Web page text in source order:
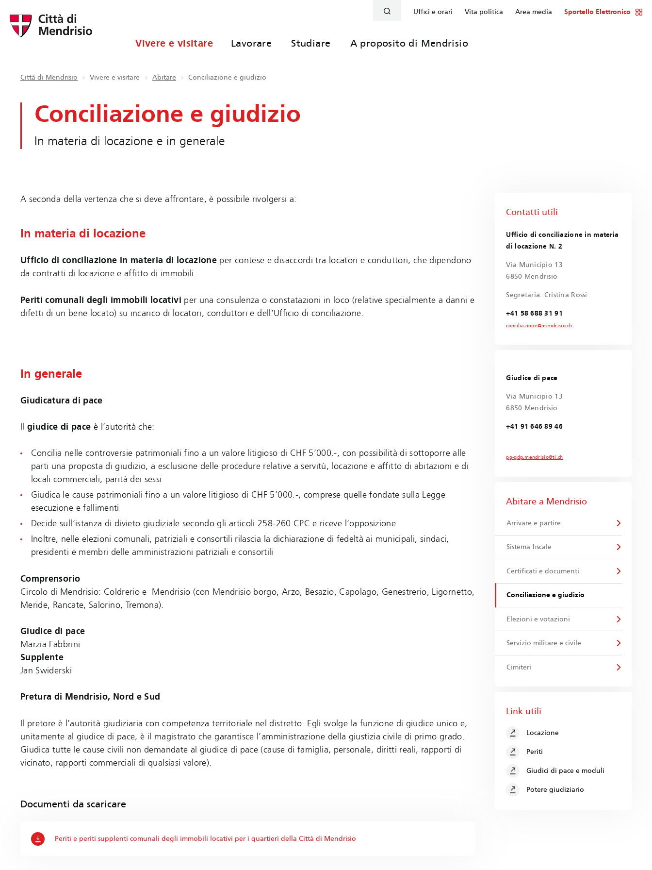
Uffici e orari Vita politica Area media Sportello Elettronico
Vivere e visitare Lavorare Studiare A proposito di Mendrisio
Città di Mendrisio Vivere e visitare Abitare Conciliazione e giudizio
Conciliazione e giudizio
In materia di locazione e in generale
A seconda della vertenza che si deve affrontare, è possibile rivolgersi a:
In materia di locazione
Ufficio di conciliazione in materia di locazione per contese e disaccordi tra locatori e conduttori, che dipendono
da contratti di locazione e affitto di immobili.
Periti comunali degli immobili locativi per una consulenza o constatazioni in loco (relative specialmente a danni e
difetti di un bene locato) su incarico di locatori, conduttori e dell’Ufficio di conciliazione.
In generale
Giudicatura di pace
Ilgiudice di pace è l’autorità che:
Concilia nelle controversie patrimoniali fino a un valore litigioso di CHF 5’000.-, con possibilità di sottoporre alle
parti una proposta di giudizio, a esclusione delle procedure relative a servitù, locazione e affitto di abitazioni e di
locali commerciali, parità dei sessi
Giudica le cause patrimoniali fino a un valore litigioso di CHF 5’000.-, comprese quelle fondate sulla Legge
esecuzione e fallimenti
Decide sull’istanza di divieto giudiziale secondo gli articoli 258-260 CPC e riceve l’opposizione
Inoltre, nelle elezioni comunali, patriziali e consortili rilascia la dichiarazione di fedeltà ai municipali, sindaci,
presidenti e membri delle amministrazioni patriziali e consortili
Comprensorio
Circolo di Mendrisio: Coldrerio e Mendrisio (con Mendrisio borgo, Arzo, Besazio, Capolago, Genestrerio, Ligornetto,
Meride, Rancate, Salorino, Tremona).
Giudice di pace
Marzia Fabbrini
Supplente
Jan Swiderski
Pretura di Mendrisio, Nord e Sud
Il pretore è l’autorità giudiziaria con competenza territoriale nel distretto. Egli svolge la funzione di giudice unico e,
unitamente al giudice di pace, è il magistrato che garantisce l’amministrazione della giustizia civile di primo grado.
Giudica tutte le cause civili non demandate al giudice di pace (cause di famiglia, personale, diritti reali, rapporti di
vicinato, rapporti commerciali di qualsiasi valore).
Documenti da scaricare
Periti e periti supplenti comunali degli immobili locativi per i quartieri della Città di Mendrisio
Contatti utili
Ufficio di conciliazione in materia
di locazione N. 2
Via Municipio 13
6850 Mendrisio
Segretaria: Cristina Rossi
+41 58 688 31 91
conciliazione@mendrisio.ch
Giudice di pace
Via Municipio 13
6850 Mendrisio
+41 91 646 89 46
pg-gdp.mendrisio@ti.ch
Abitare a Mendrisio
Arrivare e partire
Sistema fiscale
Certificati e documenti
Conciliazione e giudizio
Elezioni e votazioni
Servizio militare e civile
Cimiteri
Link utili
Locazione
Periti
Giudici di pace e moduli
Potere giudiziario